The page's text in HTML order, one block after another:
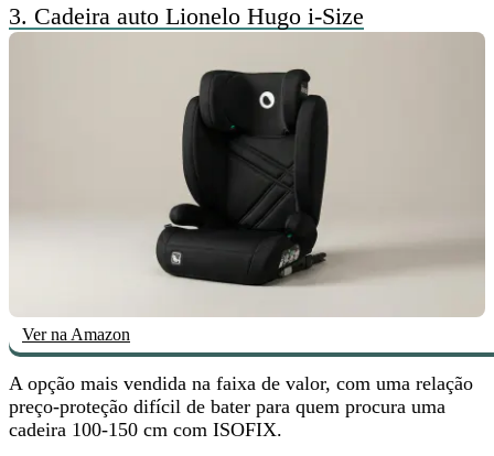
3. Cadeira auto Lionelo Hugo i-Size
Ver na Amazon
A opção mais vendida na faixa de valor, com uma relação
preço-proteção difícil de bater para quem procura uma
cadeira 100-150 cm com ISOFIX.